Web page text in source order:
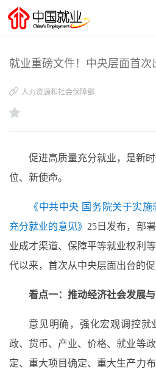
就业重磅文件！中央层面首次
人力资源和社会保障部
促进高质量充分就业，是新
位、新使命。
《中共中央 国务院关于实
充分就业的意见》 25 日发布，部
业成才渠道、保障平等就业权利
代以来，首次从中央层面出台的促
看点一：推动经济社会发展
意见明确，强化宏观调控就
政、货币、产业、价格、就业等
定、重大项目确定、重大生产力